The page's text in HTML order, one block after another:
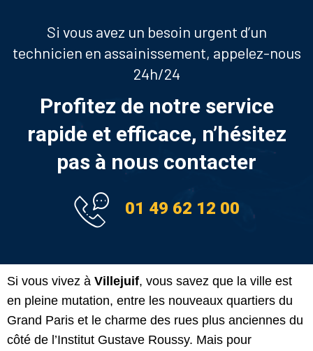
Si vous avez un besoin urgent d’un
technicien en assainissement, appelez-nous
24h/24
Profitez de notre service
rapide et efficace, n’hésitez
pas à nous contacter
01 49 62 12 00
Si vous vivez à Villejuif, vous savez que la ville est
en pleine mutation, entre les nouveaux quartiers du
Grand Paris et le charme des rues plus anciennes du
côté de l’Institut Gustave Roussy. Mais pour